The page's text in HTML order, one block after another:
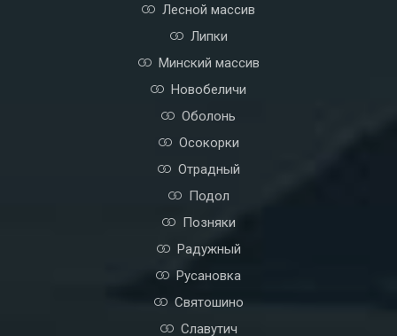
Лесной массив
Липки
Минский массив
Новобеличи
Оболонь
Осокорки
Отрадный
Подол
Позняки
Радужный
Русановка
Святошино
Славутич